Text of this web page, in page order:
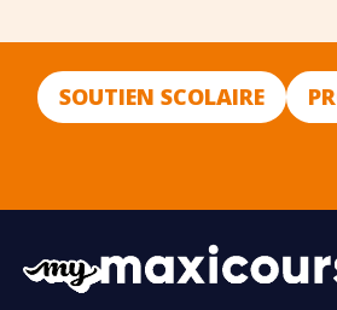
SOUTIEN SCOLAIRE